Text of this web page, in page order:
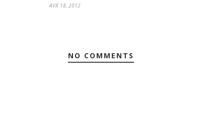
AVR 18, 2012
NO COMMENTS